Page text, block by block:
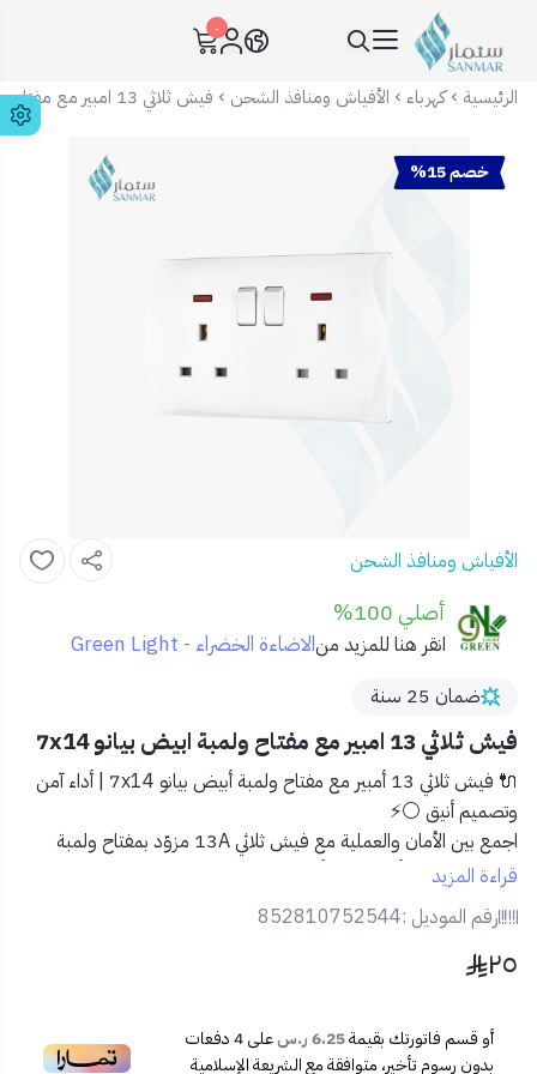
سنمار Sanmar
٠
الرئيسية كهرباء الأفياش ومنافذ الشحن فيش ثلاثي 13 امبير مع مفتاح ولمبة ابيض بيانو 7x14
خصم 15%
الأفياش ومنافذ الشحن
أصلي 100%
انقر هنا للمزيد منالاضاءة الخضراء - Green Light
ضمان 25 سنة
فيش ثلاثي 13 امبير مع مفتاح ولمبة ابيض بيانو 7x14
🔌 فيش ثلاثي 13 أمبير مع مفتاح ولمبة أبيض بيانو 7x14 | أداء آمن
وتصميم أنيق ⚪⚡
اجمع بين الأمان والعملية مع
فيش ثلاثي 13A مزوّد بمفتاح ولمبة
إضاءة ، بتصميم أبيض بيانو أنيق يناسب جميع الديكورات ويقدّم تجربة
كهربائية موثوقة وآمنة.
🔹 المميزات:
💡 لمبة إضاءة توضح حالة التشغيل بلمحة.
قراءة المزيد
رقم الموديل :852810752544
٢٥
أو قسم فاتورتك بقيمة6.25 ر.س على4دفعات
بدون رسوم تأخير، متوافقة مع الشريعة الإسلامية